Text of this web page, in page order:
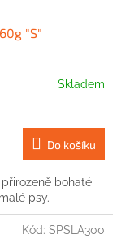
"S"
Skladem
Do košíku
bohaté
psy.
Kód: SPSLA300